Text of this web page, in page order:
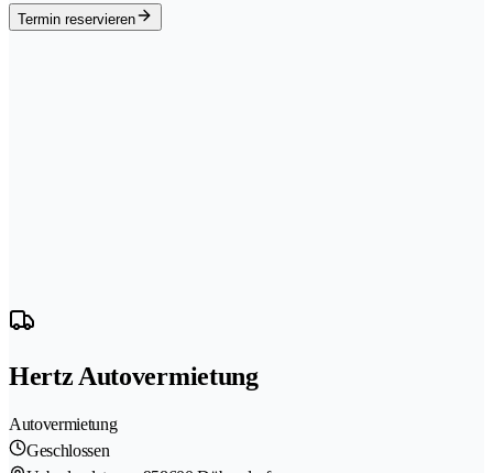
Termin reservieren
Hertz Autovermietung
Autovermietung
Geschlossen